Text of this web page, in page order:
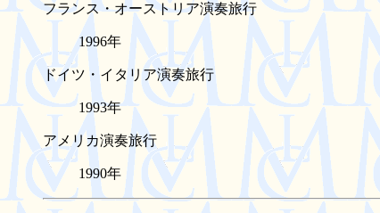
フランス・オーストリア演奏旅行
1996年
ドイツ・イタリア演奏旅行
1993年
アメリカ演奏旅行
1990年